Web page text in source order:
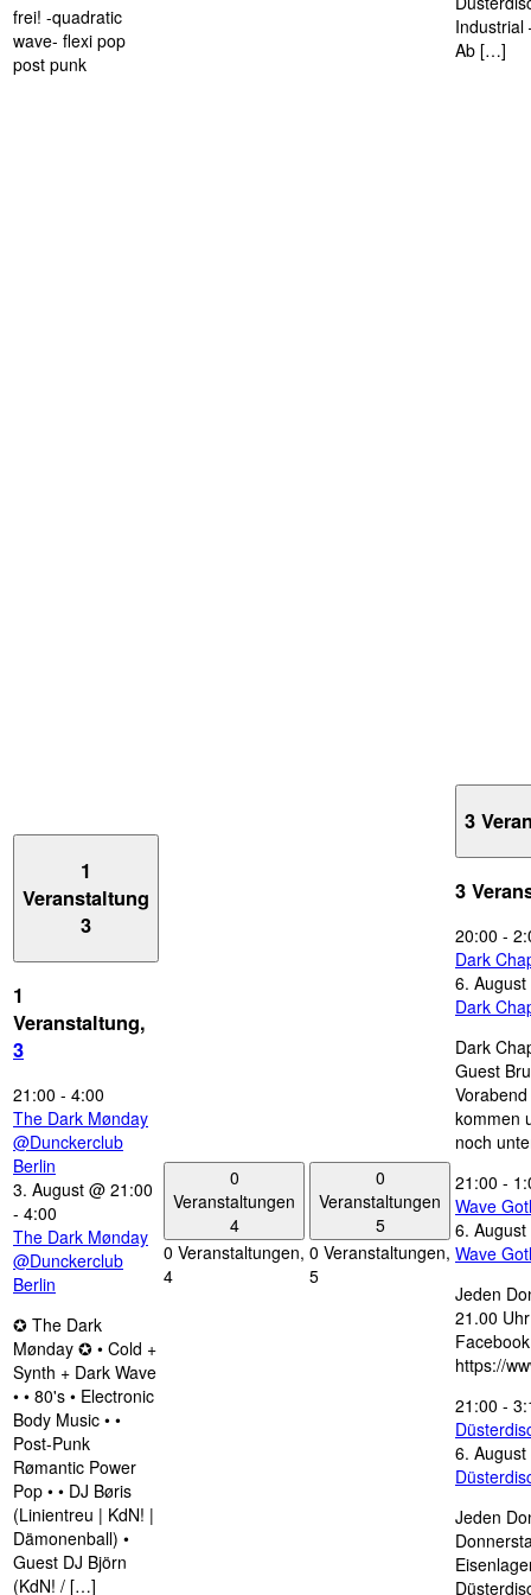
frei! -quadratic
wave- flexi pop
post punk
Industrial
Ab […]
1
Veranstaltung
3
1
Veranstaltung,
3
21:00 - 4:00
The Dark Mønday
@Dunckerclub
Berlin
3. August @ 21:00
- 4:00
The Dark Mønday
@Dunckerclub
Berlin
✪ The Dark
Mønday ✪ • Cold +
Synth + Dark Wave
• • 80's • Electronic
Body Music • •
Post-Punk
Rømantic Power
Pop • • DJ Børis
(Linientreu | KdN! |
Dämonenball) •
Guest DJ Björn
(KdN! / […]
0
Veranstaltungen
4
0 Veranstaltungen,
4
0
Veranstaltungen
5
0 Veranstaltungen,
5
3
3
20:00 -
Dark
6.
Dark
Dark
Guest
kommen
noch
21:00 -
Wave
6.
Wave
Jeden
21.00
https://
21:00 -
6.
Jeden